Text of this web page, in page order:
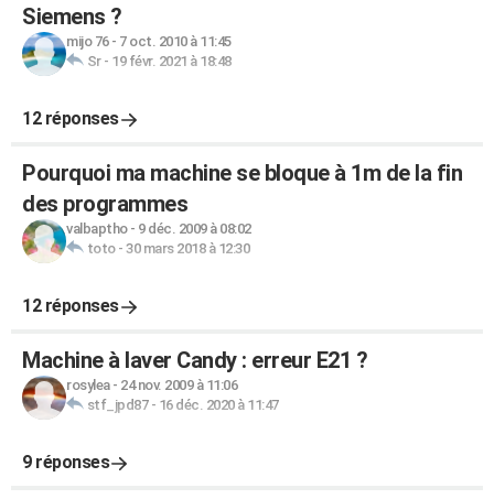
Siemens ?
mijo 76- 7 oct. 2010 à 11:45
Sr- 19 févr. 2021 à 18:48
12 réponses
Pourquoi ma machine se bloque à 1m de la fin
des programmes
valbaptho- 9 déc. 2009 à 08:02
toto- 30 mars 2018 à 12:30
12 réponses
Machine à laver Candy : erreur E21 ?
rosylea- 24 nov. 2009 à 11:06
stf_jpd87- 16 déc. 2020 à 11:47
9 réponses